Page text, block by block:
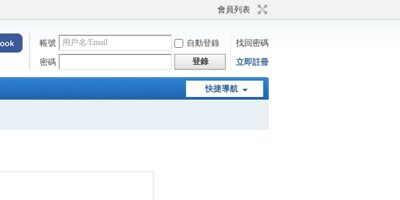
會員列表
帳號 自動登錄
找回密碼
密碼
登錄 立即註冊
快捷導航